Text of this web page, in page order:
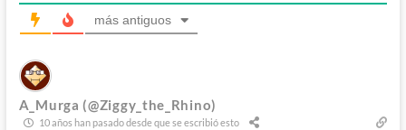
más antiguos
A_Murga (@Ziggy_the_Rhino)
10 años han pasado desde que se escribió esto